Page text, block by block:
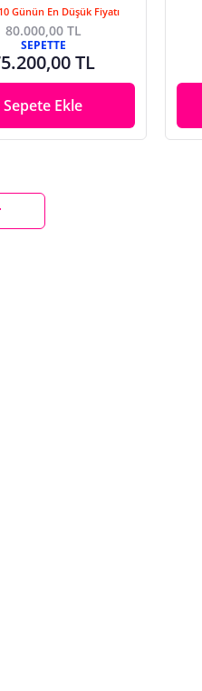
Günün En Düşük Fiyatı
80.000,00 TL
SEPETTE
TL
Sepete Ekle